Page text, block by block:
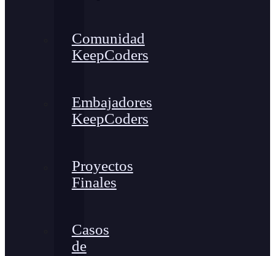
Comunidad
KeepCoders
Embajadores
KeepCoders
Proyectos
Finales
Casos
de